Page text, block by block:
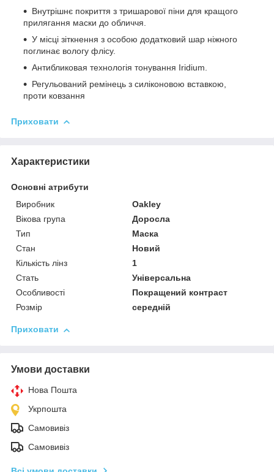
Внутрішнє покриття з тришарової піни для кращого
прилягання маски до обличчя.
У місці зіткнення з особою додатковий шар ніжного
поглинає вологу флісу.
Антибликовая технологія тонування Iridium.
Регульований ремінець з силіконовою вставкою,
проти ковзання
Приховати
Характеристики
Основні атрибути
Виробник
Oakley
Вікова група
Доросла
Тип
Маска
Стан
Новий
Кількість лінз
1
Стать
Універсальна
Особливості
Покращений контраст
Розмір
середній
Приховати
Умови доставки
Нова Пошта
Укрпошта
Самовивіз
Самовивіз